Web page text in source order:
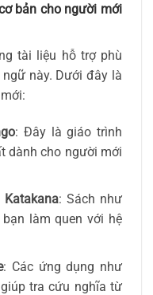
bản cho người mới
tài liệu hỗ trợ phù
này. Dưới đây là
: Đây là giáo trình
dành cho người mới
: Sách như
bạn làm quen với hệ
: Các ứng dụng như
giúp tra cứu nghĩa từ